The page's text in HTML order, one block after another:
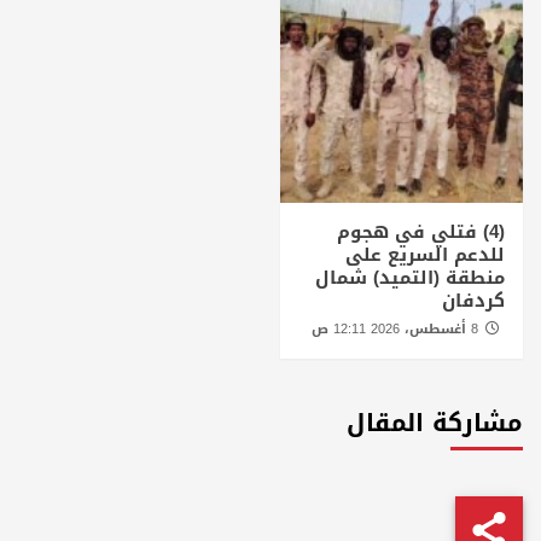
(4) فتلي في هجوم
للدعم السريع على
منطقة (التميد) شمال
كردفان
مشاركة المقال